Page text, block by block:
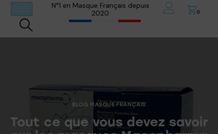
N°1 en Masque Français depuis
2020
0
BLOG MASQUE FRANÇAIS
Tout ce que vous devez savoir